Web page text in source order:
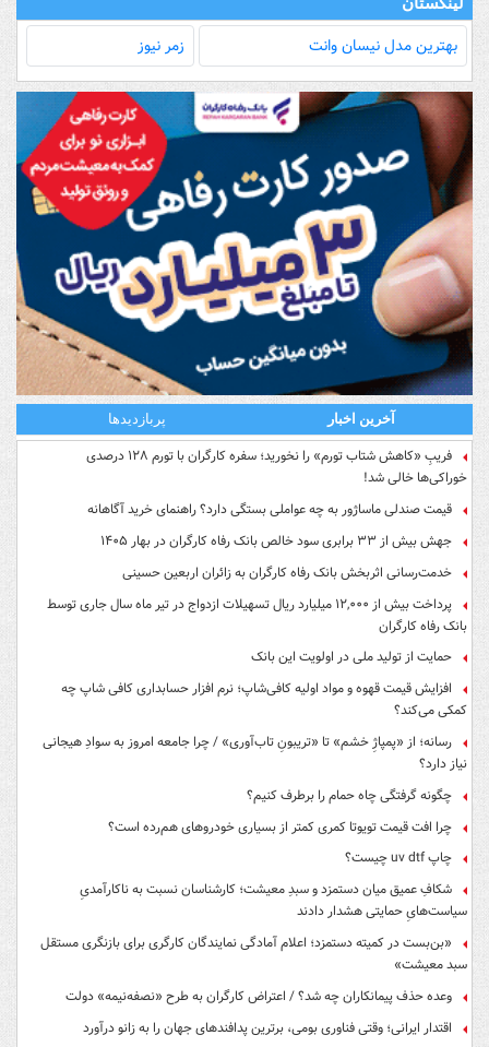
بهترین مدل‌ نیسان وانت زمر نیوز
آخرین اخبار پربازدیدها
فریبِ «کاهش شتاب تورم» را نخورید؛ سفره کارگران با تورم ۱۲۸ درصدی
خوراکی‌ها خالی شد!
قیمت صندلی ماساژور به چه عواملی بستگی دارد؟ راهنمای خرید آگاهانه
جهش بیش از ۳۳ برابری سود خالص بانک رفاه کارگران در بهار ۱۴۰۵
خدمت‌رسانی اثربخش بانک رفاه کارگران به زائران اربعین حسینی
پرداخت بیش از ۱۲,۰۰۰ میلیارد ریال تسهیلات ازدواج در تیر ماه سال جاری توسط
بانک رفاه کارگران
حمایت از تولید ملی در اولویت این بانک
افزایش قیمت قهوه و مواد اولیه کافی‌شاپ؛ نرم افزار حسابداری کافی شاپ چه
کمکی می‌کند؟
رسانه؛ از «پمپاژِ خشم» تا «تریبونِ تاب‌آوری» / چرا جامعه امروز به سوادِ هیجانی
نیاز دارد؟
چگونه گرفتگی چاه حمام را برطرف کنیم؟
چرا افت قیمت تویوتا کمری کمتر از بسیاری خودروهای هم‌رده است؟
چاپ uv dtf چیست؟
شکافِ عمیق میان دستمزد و سبدِ معیشت؛ کارشناسان نسبت به ناکارآمدیِ
سیاست‌هایِ حمایتی هشدار دادند
«بن‌بست در کمیته دستمزد؛ اعلام آمادگی نمایندگان کارگری برای بازنگری مستقل
سبد معیشت»
وعده حذف پیمانکاران چه شد؟ / اعتراض کارگران به طرح «نصفه‌نیمه» دولت
اقتدار ایرانی؛ وقتی فناوری بومی، برترین پدافندهای جهان را به زانو درآورد